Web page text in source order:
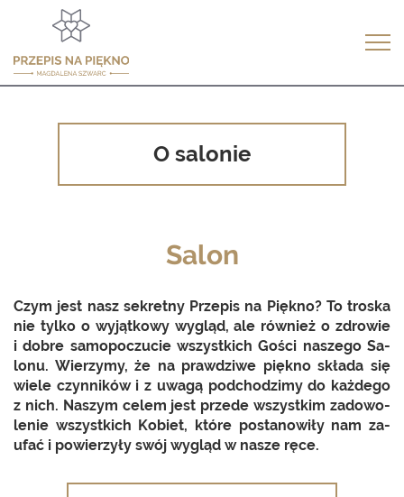
O salonie
Salon
Czym jest nasz se­kret­ny Prze­pis na Pięk­no? To tro­ska
nie tylko o wy­jąt­ko­wy wy­gląd, ale rów­nież o zdro­wie
i dobre sa­mo­po­czu­cie wszyst­kich Gości na­sze­go Sa­
lo­nu. Wie­rzy­my, że na praw­dzi­we pięk­no skła­da się
wiele czyn­ni­ków i z uwagą pod­cho­dzi­my do każ­de­go
z nich. Na­szym celem jest przede wszyst­kim za­do­wo­
le­nie wszyst­kich Ko­biet, które po­sta­no­wi­ły nam za­
ufać i po­wie­rzy­ły swój wy­gląd w nasze ręce.